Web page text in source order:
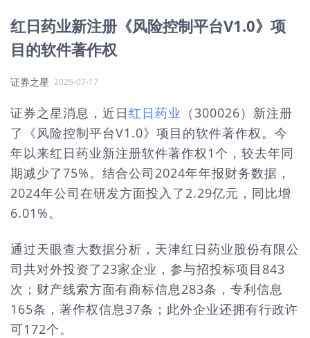
红日药业新注册《风险控制平台V1.0》项
目的软件著作权
证券之星 2025-07-17
证券之星消息，近日红日药业 （300026）新注册
了《风险控制平台V1.0》项目的软件著作权。今
年以来红日药业新注册软件著作权1个，较去年同
期减少了75%。结合公司2024年年报财务数据，
2024年公司在研发方面投入了2.29亿元，同比增
6.01%。
通过天眼查大数据分析，天津红日药业股份有限公
司共对外投资了23家企业，参与招投标项目843
次；财产线索方面有商标信息283条，专利信息
165条，著作权信息37条；此外企业还拥有行政许
可172个。